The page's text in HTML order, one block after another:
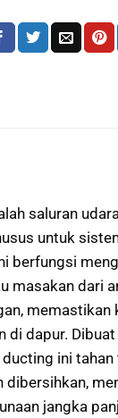
saluran
untuk
berfungsi
masakan dari
memastikan
di dapur.
ini tahan
dibersihkan,
jangka